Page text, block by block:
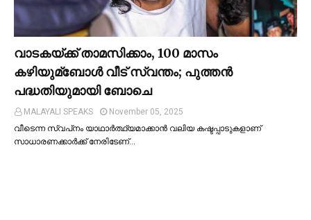
വാടകയ്ക്ക് താമസിക്കാം, 100 മാസം
കഴിയുമ്ബോള്‍ വീട് സ്വന്തം; പുത്തന്‍
പദ്ധതിയുമായി ബോചെ
MALAYALI SPEAKS
November 05, 2025
വീടെന്ന സ്വപ്‌നം യാഥാര്‍ത്ഥ്യമാക്കാന്‍ വലിയ കഷ്ടപ്പാടുകളാണ്
സാധാരണക്കാര്‍ക്ക് നേരിടേണ്…